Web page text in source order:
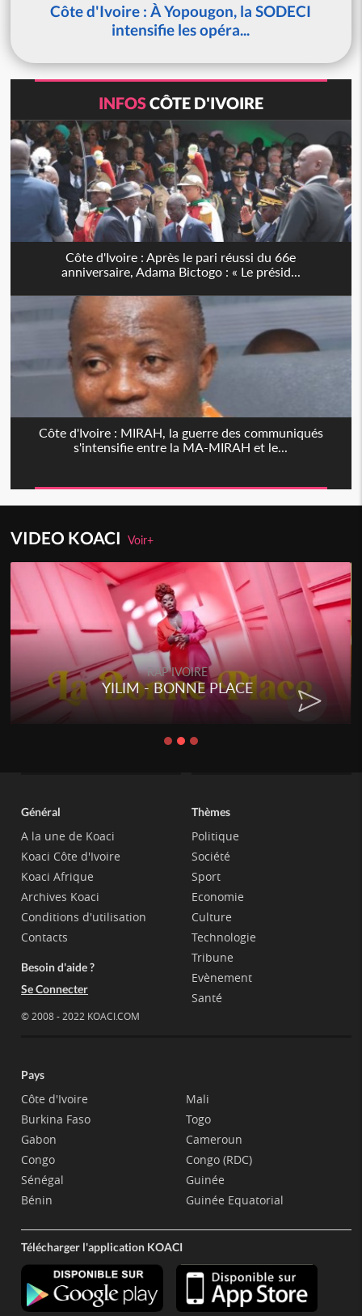
Côte d'Ivoire : À Yopougon, la SODECI
intensifie les opéra...
INFOSCÔTE D'IVOIRE
Côte d'Ivoire : Après le pari réussi du 66e
anniversaire, Adama Bictogo : « Le présid...
Côte d'Ivoire : MIRAH, la guerre des communiqués
s'intensifie entre la MA-MIRAH et le...
VIDEO KOACIVoir+
RAP IVOIRE
YILIM - BONNE PLACE
Général
A la une de Koaci
Koaci Côte d'Ivoire
Koaci Afrique
Archives Koaci
Conditions d'utilisation
Contacts
Besoin d'aide ?
Se Connecter
© 2008 - 2022 KOACI.COM
Thèmes
Politique
Société
Sport
Economie
Culture
Technologie
Tribune
Evènement
Santé
Pays
Côte d'Ivoire
Burkina Faso
Gabon
Congo
Sénégal
Bénin
Mali
Togo
Cameroun
Congo (RDC)
Guinée
Guinée Equatorial
Télécharger l'application KOACI